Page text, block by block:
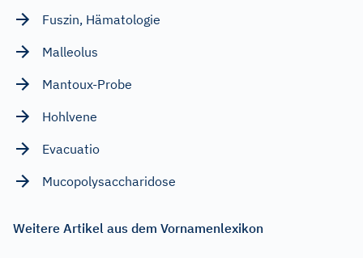
Fuszin, Hämatologie
Malleolus
Mantoux-Probe
Hohlvene
Evacuatio
Mucopolysaccharidose
Weitere Artikel aus dem Vornamenlexikon